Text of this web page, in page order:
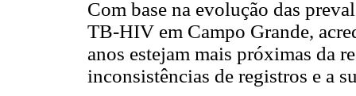
Com base na evolução das
TB-HIV em Campo Grande,
anos estejam mais próximas da
inconsistências de registros e a